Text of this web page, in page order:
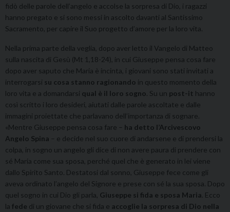
fidò delle parole dell’angelo e accolse la sorpresa di Dio, i ragazzi
hanno pregato e si sono messi in ascolto davanti al Santissimo
Sacramento, per capire il Suo progetto d’amore per la loro vita.
Nella prima parte della veglia, dopo aver letto il Vangelo di Matteo
sulla nascita di Gesù (Mt 1,18-24), in cui Giuseppe pensa cosa fare
dopo aver saputo che Maria è incinta, i giovani sono stati invitati a
interrogarsi su cosa stanno ragionando in questo momento della
loro vita e a domandarsi qual è il loro sogno . Su un post-it hanno
così scritto i loro desideri, aiutati dalle parole ascoltate e dalle
immagini proiettate che parlavano dell’importanza di sognare.
«Mentre Giuseppe pensa cosa fare – ha detto l’Arcivescovo
Angelo Spina – e decide nel suo cuore di andarsene e di prendersi la
colpa, in sogno un angelo gli dice di non avere paura di prendere con
sé Maria come sua sposa, perché quel che è generato in lei viene
dallo Spirito Santo. Destatosi dal sonno, Giuseppe fece come gli
aveva ordinato l’angelo del Signore e prese con sé la sua sposa. Dopo
quel sogno in cui Dio gli parla, Giuseppe si fida e sposa Maria . Ecco
la fede di un giovane che si fida e accoglie la sorpresa di Dio nella